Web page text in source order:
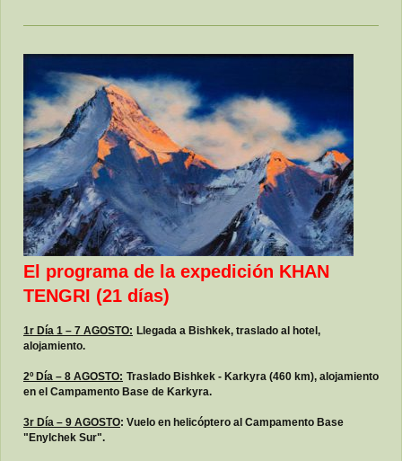
El programa de la expedición KHAN
TENGRI (21 días)
1r Día 1 – 7 AGOSTO: Llegada a Bishkek, traslado al hotel,
alojamiento.
2º Día – 8 AGOSTO: Traslado Bishkek - Karkyra (460 km), alojamiento
en el Campamento Base de Karkyra.
3r Día – 9 AGOSTO: Vuelo en helicóptero al Campamento Base
"Enylchek Sur".